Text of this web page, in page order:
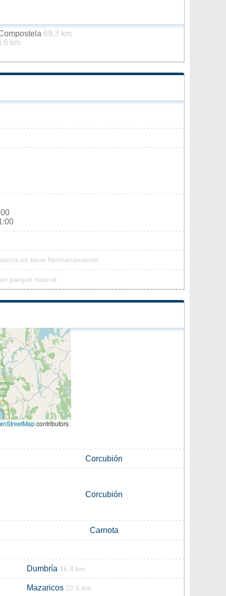
69.3 km
km
no tiene hermanamiento
parque natural
contributors
Corcubión
Corcubión
Carnota
Dumbría 16.8 km
Mazaricos 22.5 km